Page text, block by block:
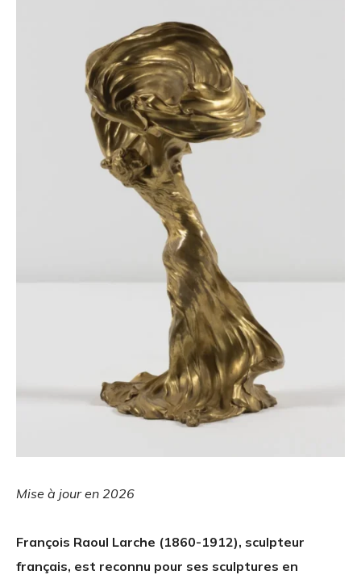
Mise à jour en 2026
François Raoul Larche (1860-1912), sculpteur
français, est reconnu pour ses sculptures en